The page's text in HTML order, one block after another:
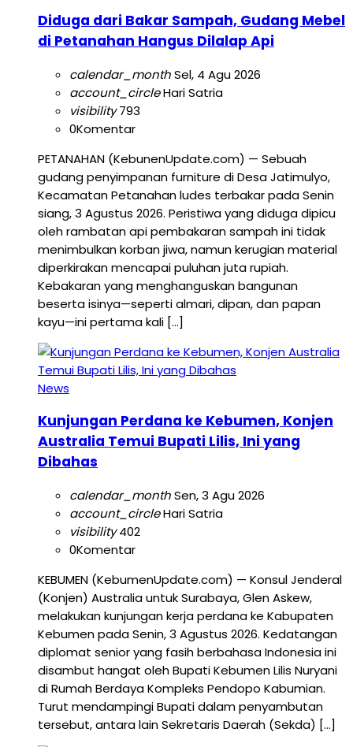
Diduga dari Bakar Sampah, Gudang Mebel
di Petanahan Hangus Dilalap Api
calendar_monthSel, 4 Agu 2026
account_circleHari Satria
visibility793
0Komentar
PETANAHAN (KebunenUpdate.com) — Sebuah
gudang penyimpanan furniture di Desa Jatimulyo,
Kecamatan Petanahan ludes terbakar pada Senin
siang, 3 Agustus 2026. Peristiwa yang diduga dipicu
oleh rambatan api pembakaran sampah ini tidak
menimbulkan korban jiwa, namun kerugian material
diperkirakan mencapai puluhan juta rupiah.
Kebakaran yang menghanguskan bangunan
beserta isinya—seperti almari, dipan, dan papan
kayu—ini pertama kali […]
News
Kunjungan Perdana ke Kebumen, Konjen
Australia Temui Bupati Lilis, Ini yang
Dibahas
calendar_monthSen, 3 Agu 2026
account_circleHari Satria
visibility402
0Komentar
KEBUMEN (KebumenUpdate.com) — Konsul Jenderal
(Konjen) Australia untuk Surabaya, Glen Askew,
melakukan kunjungan kerja perdana ke Kabupaten
Kebumen pada Senin, 3 Agustus 2026. Kedatangan
diplomat senior yang fasih berbahasa Indonesia ini
disambut hangat oleh Bupati Kebumen Lilis Nuryani
di Rumah Berdaya Kompleks Pendopo Kabumian.
Turut mendampingi Bupati dalam penyambutan
tersebut, antara lain Sekretaris Daerah (Sekda) […]